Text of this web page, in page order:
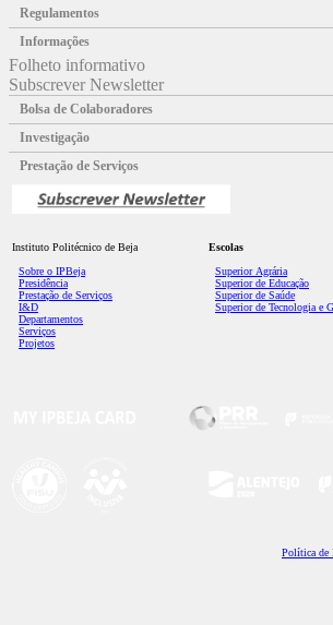
Regulamentos
Informações
Folheto informativo
Subscrever Newsletter
Bolsa de Colaboradores
Investigação
Prestação de Serviços
Instituto Politécnico de Beja
Sobre o IPBeja
Presidência
Prestação de Serviços
I&D
Departamentos
Serviços
Projetos
Escolas
Superior Agrária
Superior de Educação
Superior de Saúde
Superior de Tecnologia e
Política de